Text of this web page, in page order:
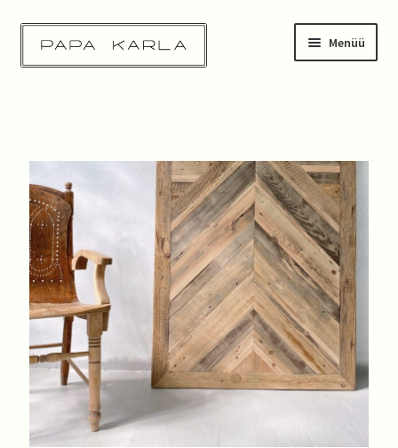
Menüü
Tehtud tööd
Taastatud mööbel
Kontakt
Ostukorv